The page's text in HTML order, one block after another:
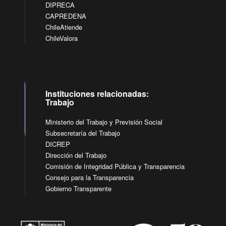
DIPRECA
CAPREDENA
ChileAtiende
ChileValora
Instituciones relacionadas:
Trabajo
Ministerio del Trabajo y Previsión Social
Subsecretaría del Trabajo
DICREP
Dirección del Trabajo
Comisión de Integridad Pública y Transparencia
Consejo para la Transparencia
Gobierno Transparente